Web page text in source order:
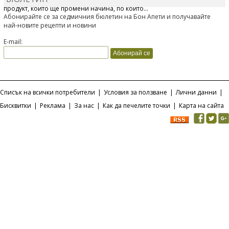
продукт, който ще промени начина, по който...
Абонирайте се за седмичния бюлетин на Бон Апети и получавайте
най-новите рецепти и новини
E-mail:
Списък на всички потребители | Условия за ползване | Лични данни |
Бисквитки | Реклама | За нас | Как да печелите точки | Карта на сайта